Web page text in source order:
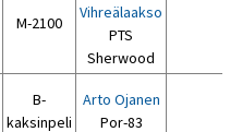
M-2100
Vihreälaakso
PTS
Sherwood
B-
kaksinpeli
Arto Ojanen
Por-83